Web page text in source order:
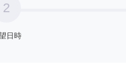
2
日時